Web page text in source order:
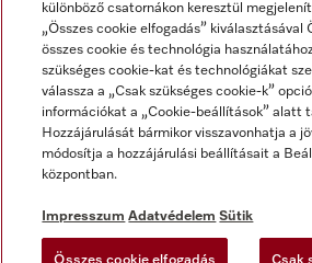
Impresszum
ÁSZF
Adatvédelem
Felhasználási feltételek
Akadálymentességi Nyilatkozat
Digitális Szolgáltatásokról szóló törvény
különböző csatornákon keresztül
„Összes cookie elfogadás” kiválasztásával
összes cookie és technológia
szükséges cookie-kat és technológiákat
válassza a „Csak szükséges cookie-k”
információkat a „Cookie-beállítások” alatt
Hozzájárulását bármikor visszavonhatja a
módosítja a hozzájárulási beállításait a
központban.
Impresszum Adatvédelem Sütik